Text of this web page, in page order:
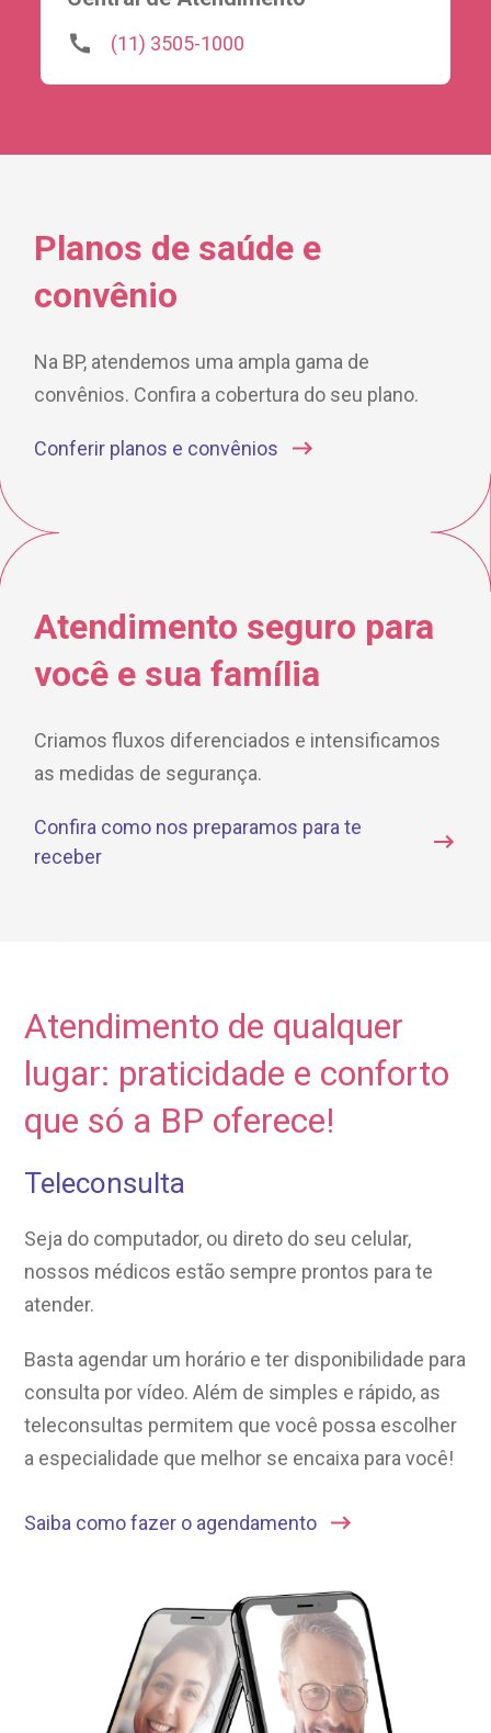
(11) 3505-1000
Planos de saúde e
convênio
Na BP, atendemos uma ampla gama de
convênios. Confira a cobertura do seu plano.
Conferir planos e convênios
Atendimento seguro para
você e sua família
Criamos fluxos diferenciados e intensificamos
as medidas de segurança.
Confira como nos preparamos para te
receber
Atendimento de qualquer
lugar: praticidade e conforto
que só a BP oferece!
Teleconsulta
Seja do computador, ou direto do seu celular,
nossos médicos estão sempre prontos para te
atender.
Basta agendar um horário e ter disponibilidade para
consulta por vídeo. Além de simples e rápido, as
teleconsultas permitem que você possa escolher
a especialidade que melhor se encaixa para você!
Saiba como fazer o agendamento